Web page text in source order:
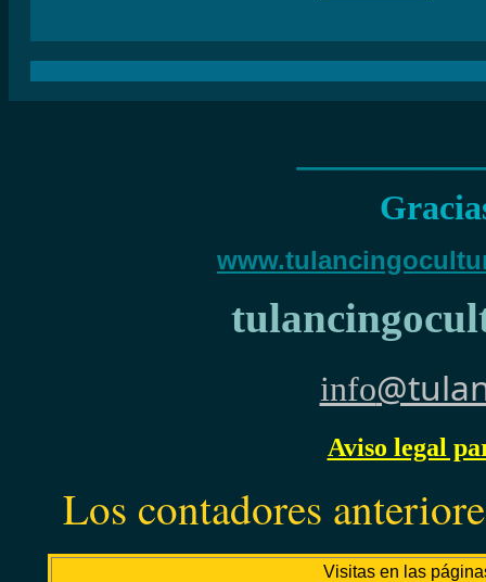
info
Aviso legal
Los contadores
Visitas en las pági